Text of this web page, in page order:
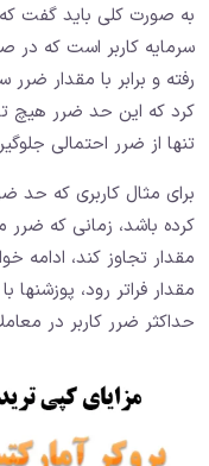
به صورت کلی باید گفت
سرمایه کاربر است که
رفته و برابر با مقدار
کرد که این حد ضرر هیچ
تنها از ضرر احتمالی
کرده باشد، زمانی که ضرر
مقدار تجاوز کند، ادامه
مقدار فراتر رود،
حداکثر ضرر کاربر در معاملاتش از 100 دلار